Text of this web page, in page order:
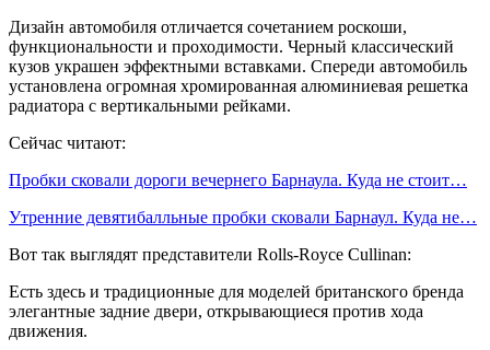
Дизайн автомобиля отличается сочетанием роскоши,
функциональности и проходимости. Черный классический
кузов украшен эффектными вставками. Спереди автомобиль
установлена огромная хромированная алюминиевая решетка
радиатора с вертикальными рейками.
Сейчас читают:
Пробки сковали дороги вечернего Барнаула. Куда не стоит…
Утренние девятибалльные пробки сковали Барнаул. Куда не…
Вот так выглядят представители Rolls-Royce Cullinan:
Есть здесь и традиционные для моделей британского бренда
элегантные задние двери, открывающиеся против хода
движения.